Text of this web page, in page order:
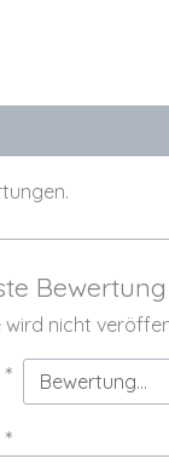
wird nicht
*
*